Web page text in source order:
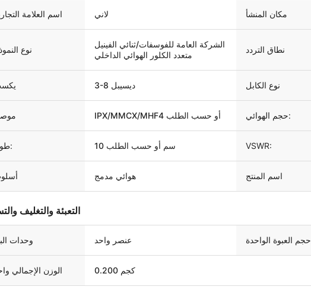
اسم العلامة لاني مكان المنشأ
نوع
الشركة العامة للفوسفات/ثنائي الفينيل
متعدد الكلور الهوائي الداخلي
نطاق التردد
3-8 ديسيبل نوع الكابل
IPX/MMCX/MHF4 أو حسب الطلب حجم الهوائي:
طول: 10 سم أو حسب الطلب VSWR:
هوائي مدمج اسم المنتج
التعبئة والتغليف
وحدات عنصر واحد حجم العبوة الواحدة
الوزن الإجمالي 0.200 كجم